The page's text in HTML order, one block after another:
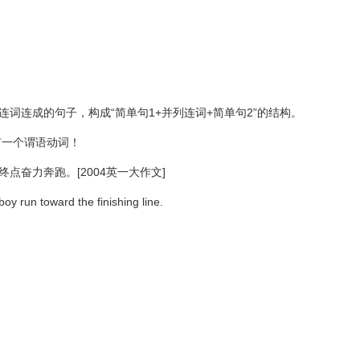
连成的句子，构成“简单句1+并列连词+简单句2”的结构。
个谓语动词！
点奋力奔跑。[2004英一大作文]
run toward the finishing line.